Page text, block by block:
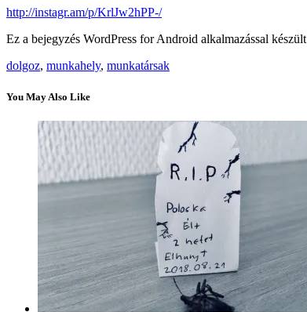
http://instagr.am/p/KrlJw2hPP-/
Ez a bejegyzés WordPress for Android alkalmazással készült
dolgoz, munkahely, munkatársak
You May Also Like